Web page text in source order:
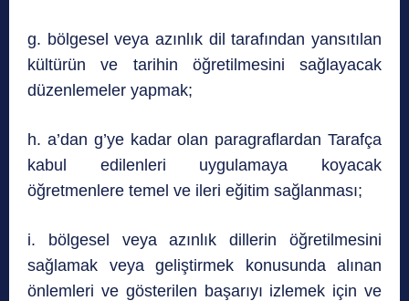
g. bölgesel veya azınlık dil tarafından yansıtılan
kültürün ve tarihin öğretilmesini sağlayacak
düzenlemeler yapmak;
h. a’dan g’ye kadar olan paragraflardan Tarafça
kabul edilenleri uygulamaya koyacak
öğretmenlere temel ve ileri eğitim sağlanması;
i. bölgesel veya azınlık dillerin öğretilmesini
sağlamak veya geliştirmek konusunda alınan
önlemleri ve gösterilen başarıyı izlemek için ve